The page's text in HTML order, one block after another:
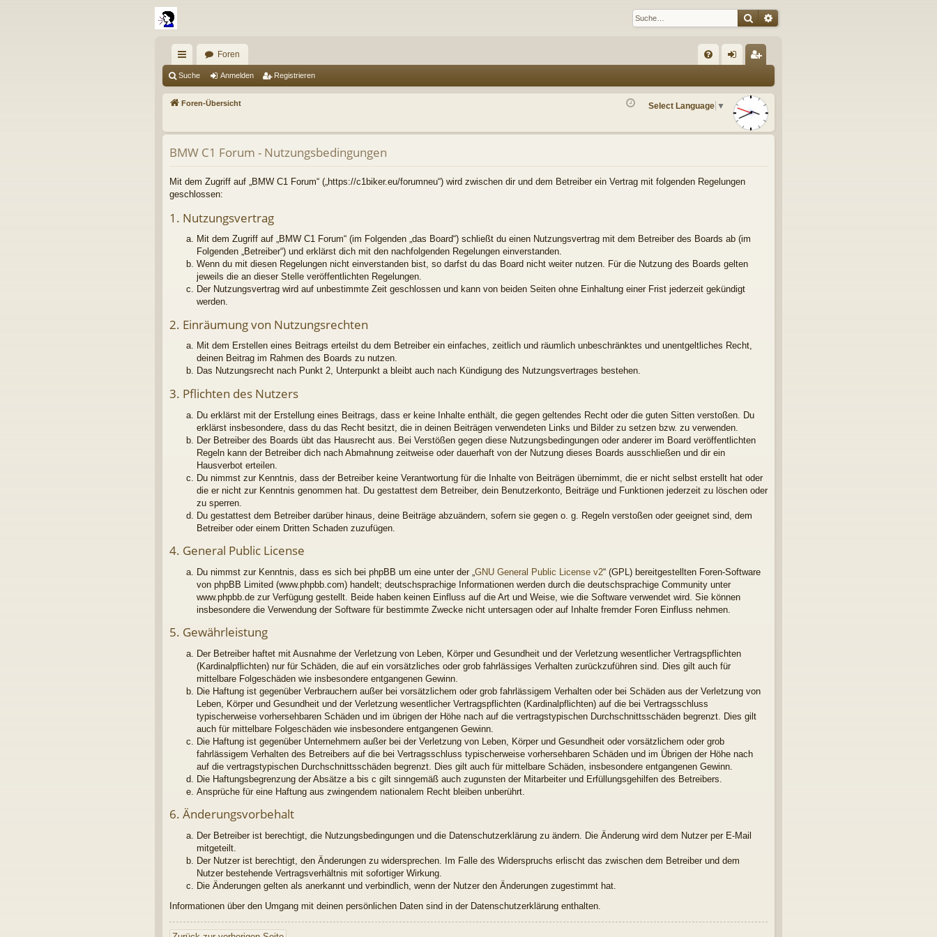
SucheErweiterte Suche
ch
ne
riff
Foren
Q m
el
ist
rie
Suche Anmelden Registrieren
Foren-Übersicht Select Language ▼
BMW C1 Forum - Nutzungsbedingungen
Mit dem Zugriff auf „BMW C1 Forum“ („https://c1biker.eu/forumneu“) wird zwischen dir und dem Betreiber ein Vertrag mit folgenden Regelungen
geschlossen:
1. Nutzungsvertrag
Mit dem Zugriff auf „BMW C1 Forum“ (im Folgenden „das Board“) schließt du einen Nutzungsvertrag mit dem Betreiber des Boards ab (im
Folgenden „Betreiber“) und erklärst dich mit den nachfolgenden Regelungen einverstanden.
Wenn du mit diesen Regelungen nicht einverstanden bist, so darfst du das Board nicht weiter nutzen. Für die Nutzung des Boards gelten
jeweils die an dieser Stelle veröffentlichten Regelungen.
Der Nutzungsvertrag wird auf unbestimmte Zeit geschlossen und kann von beiden Seiten ohne Einhaltung einer Frist jederzeit gekündigt
werden.
2. Einräumung von Nutzungsrechten
Mit dem Erstellen eines Beitrags erteilst du dem Betreiber ein einfaches, zeitlich und räumlich unbeschränktes und unentgeltliches Recht,
deinen Beitrag im Rahmen des Boards zu nutzen.
Das Nutzungsrecht nach Punkt 2, Unterpunkt a bleibt auch nach Kündigung des Nutzungsvertrages bestehen.
3. Pflichten des Nutzers
Du erklärst mit der Erstellung eines Beitrags, dass er keine Inhalte enthält, die gegen geltendes Recht oder die guten Sitten verstoßen. Du
erklärst insbesondere, dass du das Recht besitzt, die in deinen Beiträgen verwendeten Links und Bilder zu setzen bzw. zu verwenden.
Der Betreiber des Boards übt das Hausrecht aus. Bei Verstößen gegen diese Nutzungsbedingungen oder anderer im Board veröffentlichten
Regeln kann der Betreiber dich nach Abmahnung zeitweise oder dauerhaft von der Nutzung dieses Boards ausschließen und dir ein
Hausverbot erteilen.
Du nimmst zur Kenntnis, dass der Betreiber keine Verantwortung für die Inhalte von Beiträgen übernimmt, die er nicht selbst erstellt hat oder
die er nicht zur Kenntnis genommen hat. Du gestattest dem Betreiber, dein Benutzerkonto, Beiträge und Funktionen jederzeit zu löschen oder
zu sperren.
Du gestattest dem Betreiber darüber hinaus, deine Beiträge abzuändern, sofern sie gegen o. g. Regeln verstoßen oder geeignet sind, dem
Betreiber oder einem Dritten Schaden zuzufügen.
4. General Public License
Du nimmst zur Kenntnis, dass es sich bei phpBB um eine unter der „ GNU General Public License v2“ (GPL) bereitgestellten Foren-Software
von phpBB Limited (www.phpbb.com) handelt; deutschsprachige Informationen werden durch die deutschsprachige Community unter
www.phpbb.de zur Verfügung gestellt. Beide haben keinen Einfluss auf die Art und Weise, wie die Software verwendet wird. Sie können
insbesondere die Verwendung der Software für bestimmte Zwecke nicht untersagen oder auf Inhalte fremder Foren Einfluss nehmen.
5. Gewährleistung
Der Betreiber haftet mit Ausnahme der Verletzung von Leben, Körper und Gesundheit und der Verletzung wesentlicher Vertragspflichten
(Kardinalpflichten) nur für Schäden, die auf ein vorsätzliches oder grob fahrlässiges Verhalten zurückzuführen sind. Dies gilt auch für
mittelbare Folgeschäden wie insbesondere entgangenen Gewinn.
Die Haftung ist gegenüber Verbrauchern außer bei vorsätzlichem oder grob fahrlässigem Verhalten oder bei Schäden aus der Verletzung von
Leben, Körper und Gesundheit und der Verletzung wesentlicher Vertragspflichten (Kardinalpflichten) auf die bei Vertragsschluss
typischerweise vorhersehbaren Schäden und im übrigen der Höhe nach auf die vertragstypischen Durchschnittsschäden begrenzt. Dies gilt
auch für mittelbare Folgeschäden wie insbesondere entgangenen Gewinn.
Die Haftung ist gegenüber Unternehmern außer bei der Verletzung von Leben, Körper und Gesundheit oder vorsätzlichem oder grob
fahrlässigem Verhalten des Betreibers auf die bei Vertragsschluss typischerweise vorhersehbaren Schäden und im Übrigen der Höhe nach
auf die vertragstypischen Durchschnittsschäden begrenzt. Dies gilt auch für mittelbare Schäden, insbesondere entgangenen Gewinn.
Die Haftungsbegrenzung der Absätze a bis c gilt sinngemäß auch zugunsten der Mitarbeiter und Erfüllungsgehilfen des Betreibers.
Ansprüche für eine Haftung aus zwingendem nationalem Recht bleiben unberührt.
6. Änderungsvorbehalt
Der Betreiber ist berechtigt, die Nutzungsbedingungen und die Datenschutzerklärung zu ändern. Die Änderung wird dem Nutzer per E-Mail
mitgeteilt.
Der Nutzer ist berechtigt, den Änderungen zu widersprechen. Im Falle des Widerspruchs erlischt das zwischen dem Betreiber und dem
Nutzer bestehende Vertragsverhältnis mit sofortiger Wirkung.
Die Änderungen gelten als anerkannt und verbindlich, wenn der Nutzer den Änderungen zugestimmt hat.
Informationen über den Umgang mit deinen persönlichen Daten sind in der Datenschutzerklärung enthalten.